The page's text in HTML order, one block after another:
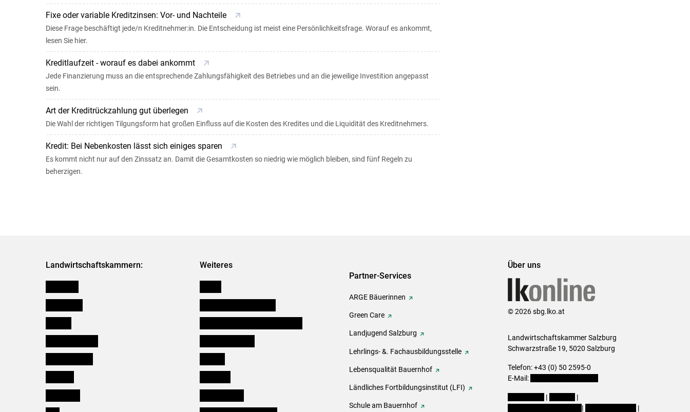
Fixe oder variable Kreditzinsen: Vor- und Nachteile
Diese Frage beschäftigt jede/n Kreditnehmer:in. Die Entscheidung ist meist eine Persönlichkeitsfrage. Worauf es ankommt,
lesen Sie hier.
Kreditlaufzeit - worauf es dabei ankommt
Jede Finanzierung muss an die entsprechende Zahlungsfähigkeit des Betriebes und an die jeweilige Investition angepasst
sein.
Art der Kreditrückzahlung gut überlegen
Die Wahl der richtigen Tilgungsform hat großen Einfluss auf die Kosten des Kredites und die Liquidität des Kreditnehmers.
Kredit: Bei Nebenkosten lässt sich einiges sparen
Es kommt nicht nur auf den Zinssatz an. Damit die Gesamtkosten so niedrig wie möglich bleiben, sind fünf Regeln zu
beherzigen.
Landwirtschaftskammern: Weiteres
Partner-Services
ARGE Bäuerinnen
Green Care
Landjugend Salzburg
Lehrlings- &. Fachausbildungsstelle
Lebensqualität Bauernhof
Ländliches Fortbildungsinstitut (LFI)
Schule am Bauernhof
Über uns
© 2026 sbg.lko.at
Landwirtschaftskammer Salzburg
Schwarzstraße 19, 5020 Salzburg
Telefon: +43 (0) 50 2595-0
E-Mail:
|
|
| |